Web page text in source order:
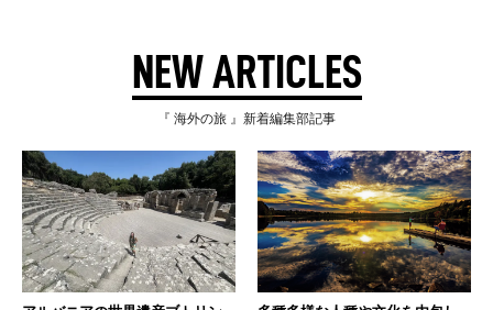
NEW ARTICLES
『 海外の旅 』新着編集部記事